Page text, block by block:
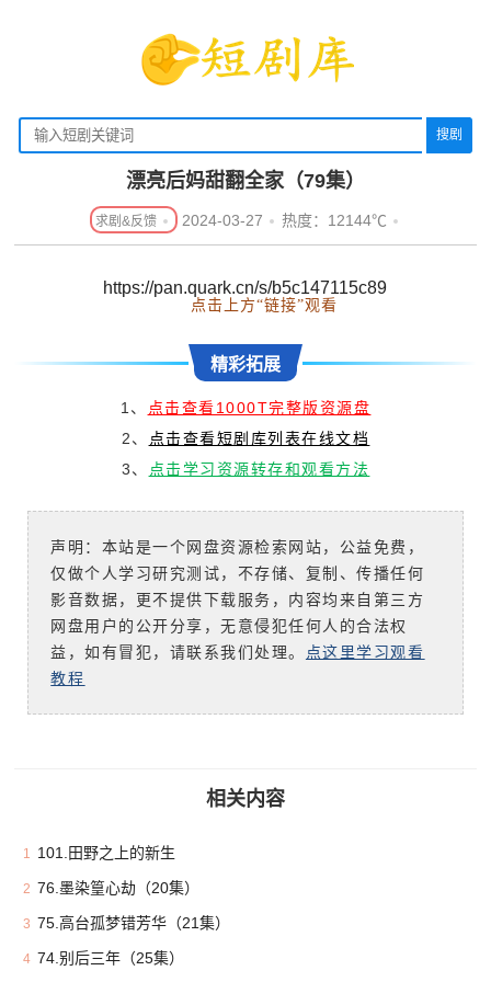
搜剧
漂亮后妈甜翻全家（79集）
2024-03-27 热度：12144℃
https://pan.quark.cn/s/b5c147115c89
点击上方“链接”观看
精彩拓展
1、 点击查看1000T完整版资源盘
2、 点击查看短剧库列表在线文档
3、 点击学习资源转存和观看方法
声明：本站是一个网盘资源检索网站，公益免费，
仅做个人学习研究测试，不存储、复制、传播任何
影音数据，更不提供下载服务，内容均来自第三方
网盘用户的公开分享，无意侵犯任何人的合法权
益，如有冒犯，请联系我们处理。 点这里学习观看
教程
相关内容
1 101.田野之上的新生
2 76.墨染篁心劫（20集）
3 75.高台孤梦错芳华（21集）
4 74.别后三年（25集）